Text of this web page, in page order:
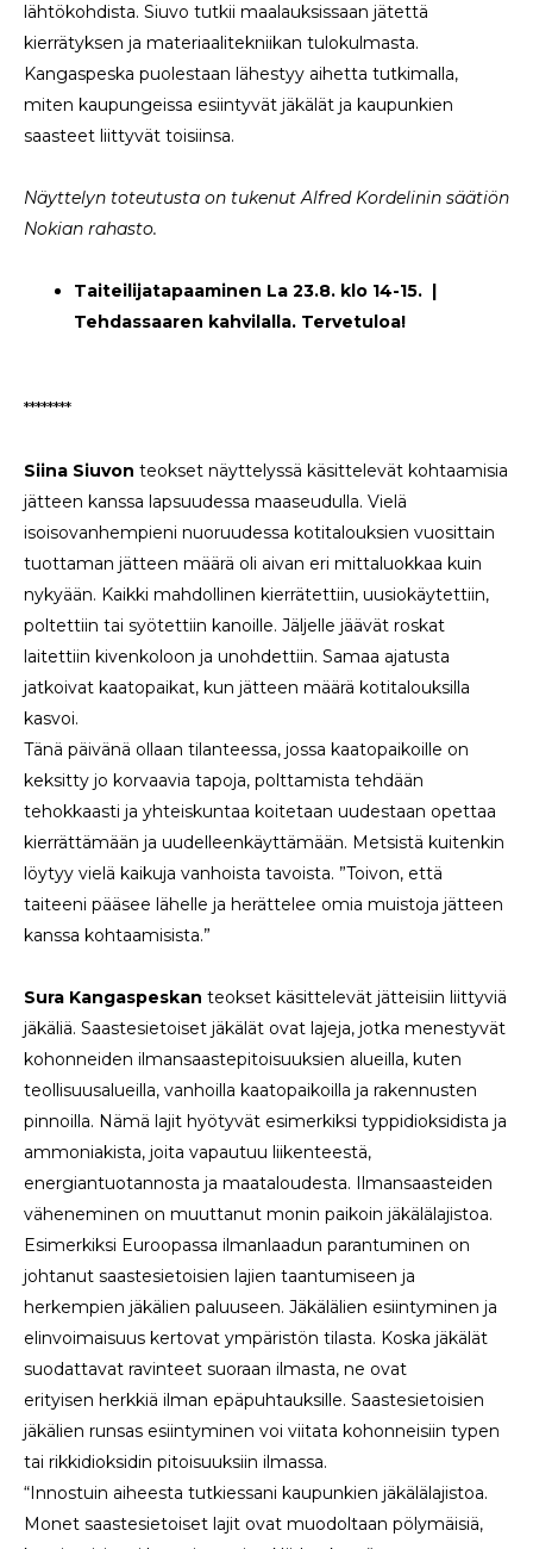
lähtökohdista. Siuvo tutkii maalauksissaan jätettä
kierrätyksen ja materiaalitekniikan tulokulmasta.
Kangaspeska puolestaan lähestyy aihetta tutkimalla,
miten kaupungeissa esiintyvät jäkälät ja kaupunkien
saasteet liittyvät toisiinsa.
Näyttelyn toteutusta on tukenut Alfred Kordelinin säätiön
Nokian rahasto.
Taiteilijatapaaminen La 23.8. klo 14-15. |
Tehdassaaren kahvilalla. Tervetuloa!
********
Siina Siuvon teokset näyttelyssä käsittelevät kohtaamisia
jätteen kanssa lapsuudessa maaseudulla. Vielä
isoisovanhempieni nuoruudessa kotitalouksien vuosittain
tuottaman jätteen määrä oli aivan eri mittaluokkaa kuin
nykyään. Kaikki mahdollinen kierrätettiin, uusiokäytettiin,
poltettiin tai syötettiin kanoille. Jäljelle jäävät roskat
laitettiin kivenkoloon ja unohdettiin. Samaa ajatusta
jatkoivat kaatopaikat, kun jätteen määrä kotitalouksilla
kasvoi.
Tänä päivänä ollaan tilanteessa, jossa kaatopaikoille on
keksitty jo korvaavia tapoja, polttamista tehdään
tehokkaasti ja yhteiskuntaa koitetaan uudestaan opettaa
kierrättämään ja uudelleenkäyttämään. Metsistä kuitenkin
löytyy vielä kaikuja vanhoista tavoista. ”Toivon, että
taiteeni pääsee lähelle ja herättelee omia muistoja jätteen
kanssa kohtaamisista.”
Sura Kangaspeskan teokset käsittelevät jätteisiin liittyviä
jäkäliä. Saastesietoiset jäkälät ovat lajeja, jotka menestyvät
kohonneiden ilmansaastepitoisuuksien alueilla, kuten
teollisuusalueilla, vanhoilla kaatopaikoilla ja rakennusten
pinnoilla. Nämä lajit hyötyvät esimerkiksi typpidioksidista ja
ammoniakista, joita vapautuu liikenteestä,
energiantuotannosta ja maataloudesta. Ilmansaasteiden
väheneminen on muuttanut monin paikoin jäkälälajistoa.
Esimerkiksi Euroopassa ilmanlaadun parantuminen on
johtanut saastesietoisien lajien taantumiseen ja
herkempien jäkälien paluuseen. Jäkälälien esiintyminen ja
elinvoimaisuus kertovat ympäristön tilasta. Koska jäkälät
suodattavat ravinteet suoraan ilmasta, ne ovat
erityisen herkkiä ilman epäpuhtauksille. Saastesietoisien
jäkälien runsas esiintyminen voi viitata kohonneisiin typen
tai rikkidioksidin pitoisuuksiin ilmassa.
“Innostuin aiheesta tutkiessani kaupunkien jäkälälajistoa.
Monet saastesietoiset lajit ovat muodoltaan pölymäisiä,